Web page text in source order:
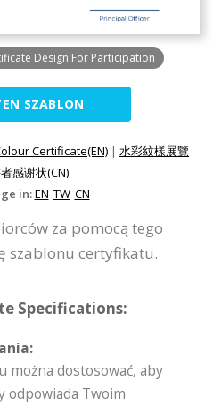
Design For Participation
SZABLON
Certificate(EN) | 水彩紋樣展覽
感谢状(CN)
in:EN TW CN
za pomocą tego
szablonu certyfikatu.
Specifications:
można dostosować, aby
Twoim